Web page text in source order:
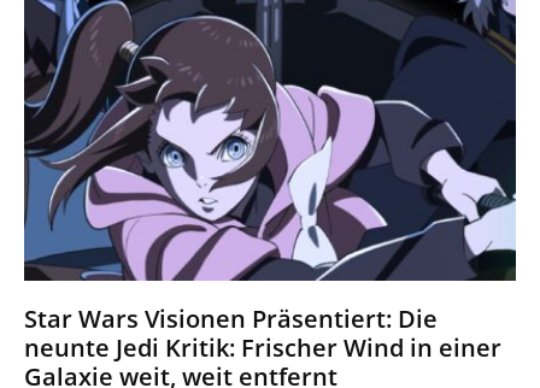
Star Wars Visionen Präsentiert: Die
neunte Jedi Kritik: Frischer Wind in einer
Galaxie weit, weit entfernt